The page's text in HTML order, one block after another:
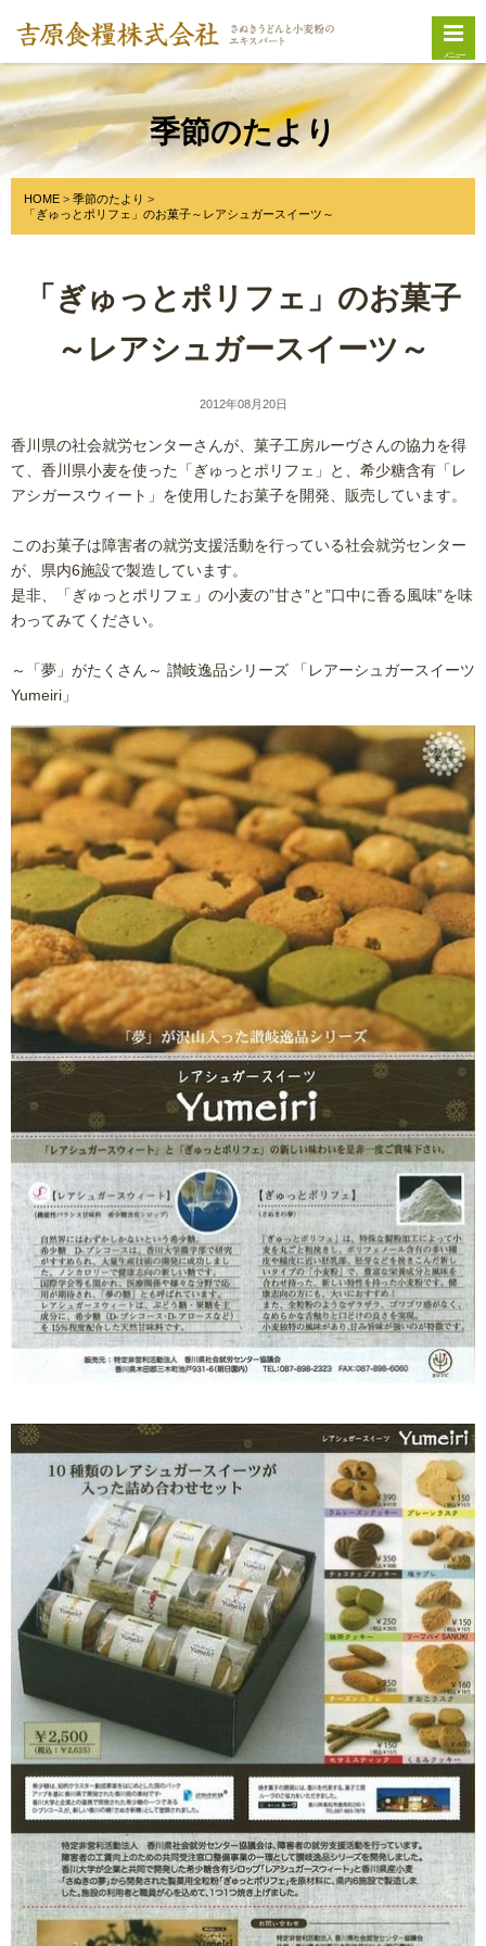
メニュー
季節のたより
HOME
季節のたより
「ぎゅっとポリフェ」のお菓子～レアシュガースイーツ～
「ぎゅっとポリフェ」のお菓子
～レアシュガースイーツ～
2012年08月20日
香川県の社会就労センターさんが、菓子工房ルーヴさんの協力を得
て、香川県小麦を使った「ぎゅっとポリフェ」と、希少糖含有「レ
アシガースウィート」を使用したお菓子を開発、販売しています。
このお菓子は障害者の就労支援活動を行っている社会就労センター
が、県内6施設で製造しています。
是非、「ぎゅっとポリフェ」の小麦の”甘さ”と”口中に香る風味”を味
わってみてください。
～「夢」がたくさん～ 讃岐逸品シリーズ 「レアーシュガースイーツ
Yumeiri」